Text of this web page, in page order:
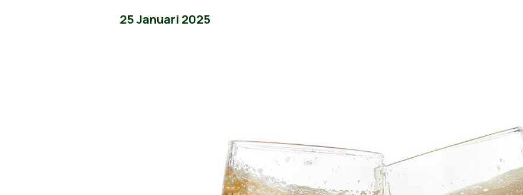
25 Januari 2025